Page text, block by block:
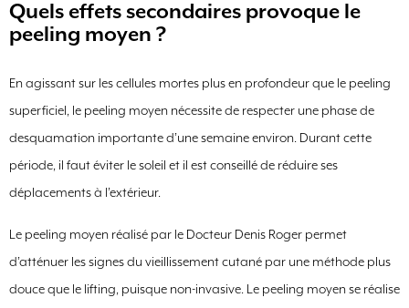
Quels effets secondaires provoque le
peeling moyen ?
En agissant sur les cellules mortes plus en profondeur que le peeling
superficiel, le peeling moyen nécessite de respecter une phase de
desquamation importante d’une semaine environ. Durant cette
période, il faut éviter le soleil et il est conseillé de réduire ses
déplacements à l’extérieur.
Le peeling moyen réalisé par le Docteur Denis Roger permet
d’atténuer les signes du vieillissement cutané par une méthode plus
douce que le lifting, puisque non-invasive. Le peeling moyen se réalise